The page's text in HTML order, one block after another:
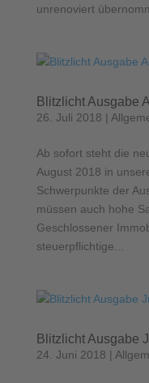
unrenoviert
Blitzlicht Ausgabe
26. Juli 2018 |
Ab sofort steht die
August 2018 in
Schwerpunkte der
müssen auch hohe
Geschlossener
steuerpflichtige...
Blitzlicht Ausgabe
24. Juni 2018 |